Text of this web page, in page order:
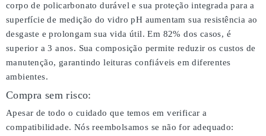
corpo de policarbonato durável e sua proteção integrada para a
superfície de medição do vidro pH aumentam sua resistência ao
desgaste e prolongam sua vida útil. Em 82% dos casos, é
superior a 3 anos. Sua composição permite reduzir os custos de
manutenção, garantindo leituras confiáveis em diferentes
ambientes.
Compra sem risco:
Apesar de todo o cuidado que temos em verificar a
compatibilidade. Nós reembolsamos se não for adequado: